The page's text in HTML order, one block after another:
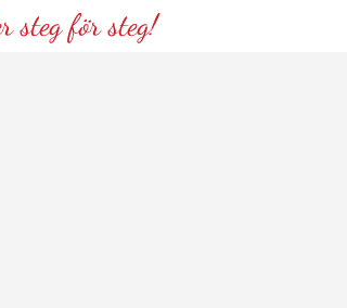
steg för steg!